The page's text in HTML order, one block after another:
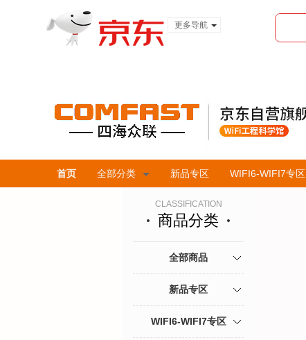
更多导航
首页 全部分类 新品专区 WIFI6-WIFI7专区
CLASSIFICATION
商品分类
全部商品
新品专区
WIFI6-WIFI7专区